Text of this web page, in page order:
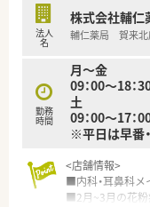
■マネジメント
とが可能で、実
き、将来的には
法人
名
株式会社輔仁
輔仁薬局 賀来北
勤務
時間
月～金
09：00～18：
土
09：00～17：
※平日は早番
<店舗情報>
■内科・耳鼻科メ
■2月~3月の花粉